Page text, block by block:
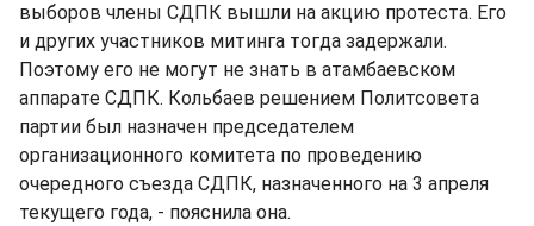
выборов члены СДПК вышли на акцию протеста. Его
и других участников митинга тогда задержали.
Поэтому его не могут не знать в атамбаевском
аппарате СДПК. Кольбаев решением Политсовета
партии был назначен председателем
организационного комитета по проведению
очередного съезда СДПК, назначенного на 3 апреля
текущего года, - пояснила она.